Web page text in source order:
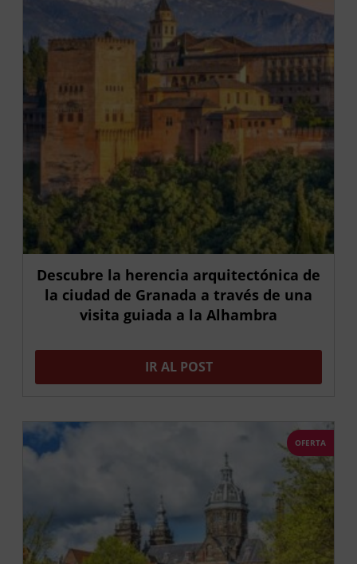
Descubre la herencia arquitectónica de
la ciudad de Granada a través de una
visita guiada a la Alhambra
IR AL POST
OFERTA